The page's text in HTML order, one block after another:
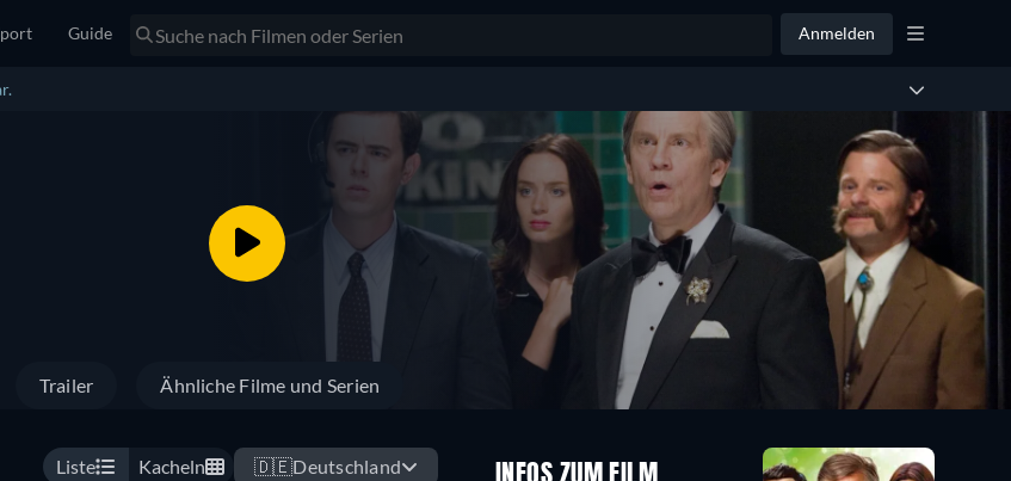
Guide Anmelden
Trailer Ähnliche Filme und Serien
Liste Kacheln 🇩🇪Deutschland INFOS ZUM FILM